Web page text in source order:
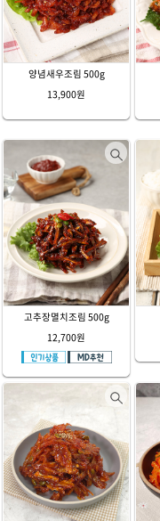
양념새우조림 500g
13,900원
고추장멸치조림 500g
12,700원